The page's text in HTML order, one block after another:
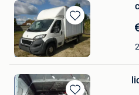
Bewaren
in
Mijn
Favorieten
TRAILER EXPO
Geel